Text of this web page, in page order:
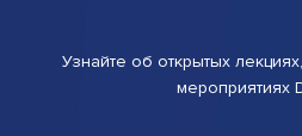
Узнайте об открытых
мероприятиях